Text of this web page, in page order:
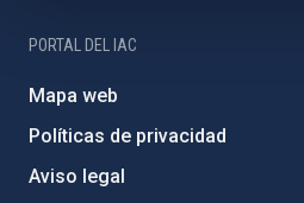
PORTAL DEL IAC
Mapa web
Políticas de privacidad
Aviso legal